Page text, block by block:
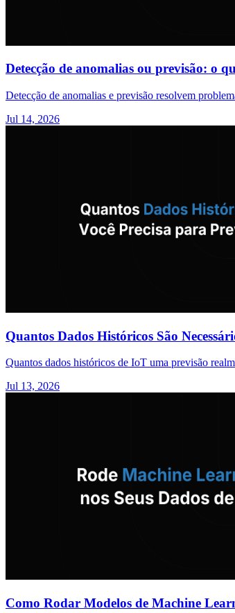
Detecção de anomalias ou previsão: o
Detecção de anomalias e previsão resolvem
Jul 14, 2026
Quantos Dados Históricos São
Quantos dados históricos de IoT uma previsão
Jul 13, 2026
Como Rodar Modelos de Machine